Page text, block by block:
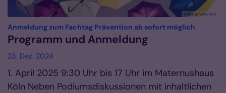
© Bistum Aachen
Anmeldung zum Fachtag Prävention ab sofort möglich
Programm und Anmeldung
23. Dez. 2024
1. April 2025 9:30 Uhr bis 17 Uhr im Maternushaus
Köln Neben Podiumsdiskussionen mit inhaltlichen